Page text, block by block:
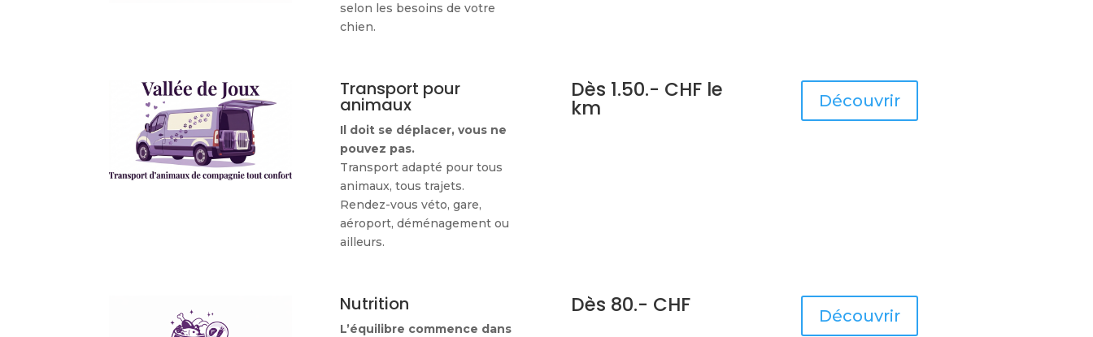
selon les besoins de votre
chien.
Transport pour
animaux
Il doit se déplacer, vous ne
pouvez pas.
Transport adapté pour tous
animaux, tous trajets.
Rendez-vous véto, gare,
aéroport, déménagement ou
ailleurs.
Dès 1.50.- CHF le
km Découvrir
Nutrition
L’équilibre commence dans
Dès 80.- CHF Découvrir